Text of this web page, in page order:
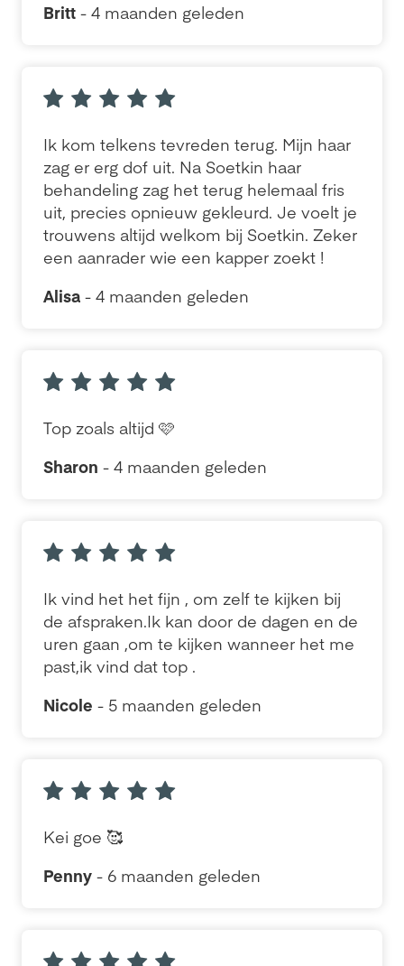
Britt - 4 maanden geleden
Ik kom telkens tevreden terug. Mijn haar
zag er erg dof uit. Na Soetkin haar
behandeling zag het terug helemaal fris
uit, precies opnieuw gekleurd. Je voelt je
trouwens altijd welkom bij Soetkin. Zeker
een aanrader wie een kapper zoekt !
Alisa - 4 maanden geleden
Top zoals altijd 🩷
Sharon - 4 maanden geleden
Ik vind het het fijn , om zelf te kijken bij
de afspraken.Ik kan door de dagen en de
uren gaan ,om te kijken wanneer het me
past,ik vind dat top .
Nicole - 5 maanden geleden
Kei goe 🥰
Penny - 6 maanden geleden